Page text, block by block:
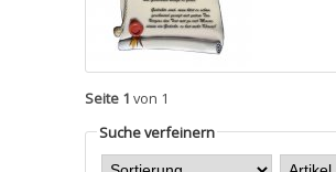
Seite 1 von 1
Suche verfeinern